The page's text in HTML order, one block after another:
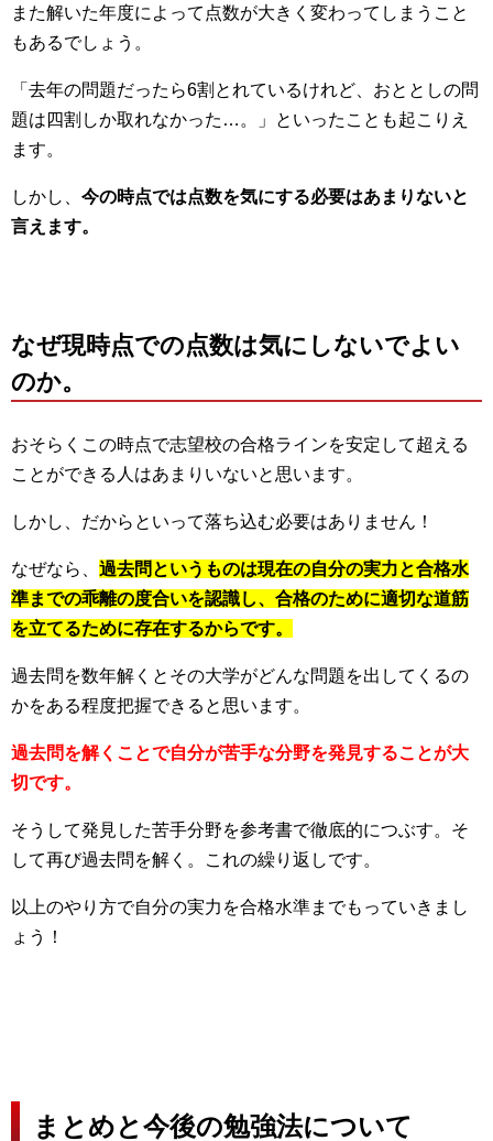
また解いた年度によって点数が大きく変わってしまうこと
もあるでしょう。
「去年の問題だったら6割とれているけれど、おととしの問
題は四割しか取れなかった…。」といったことも起こりえ
ます。
しかし、 今の時点では点数を気にする必要はあまりないと
言えます。
なぜ現時点での点数は気にしないでよい
のか。
おそらくこの時点で志望校の合格ラインを安定して超える
ことができる人はあまりいないと思います。
しかし、だからといって落ち込む必要はありません！
なぜなら、 過去問というものは現在の自分の実力と合格水
準までの乖離の度合いを認識し、合格のために適切な道筋
を立てるために存在するからです。
過去問を数年解くとその大学がどんな問題を出してくるの
かをある程度把握できると思います。
過去問を解くことで自分が苦手な分野を発見することが大
切です。
そうして発見した苦手分野を参考書で徹底的につぶす。そ
して再び過去問を解く。これの繰り返しです。
以上のやり方で自分の実力を合格水準までもっていきまし
ょう！
まとめと今後の勉強法について